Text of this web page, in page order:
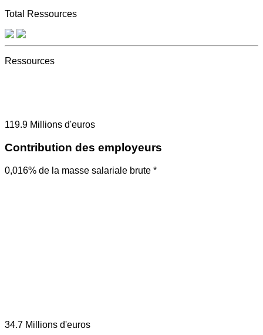
Total Ressources
Ressources
119.9 Millions d'euros
Contribution des employeurs
0,016% de la masse salariale brute *
34.7 Millions d'euros